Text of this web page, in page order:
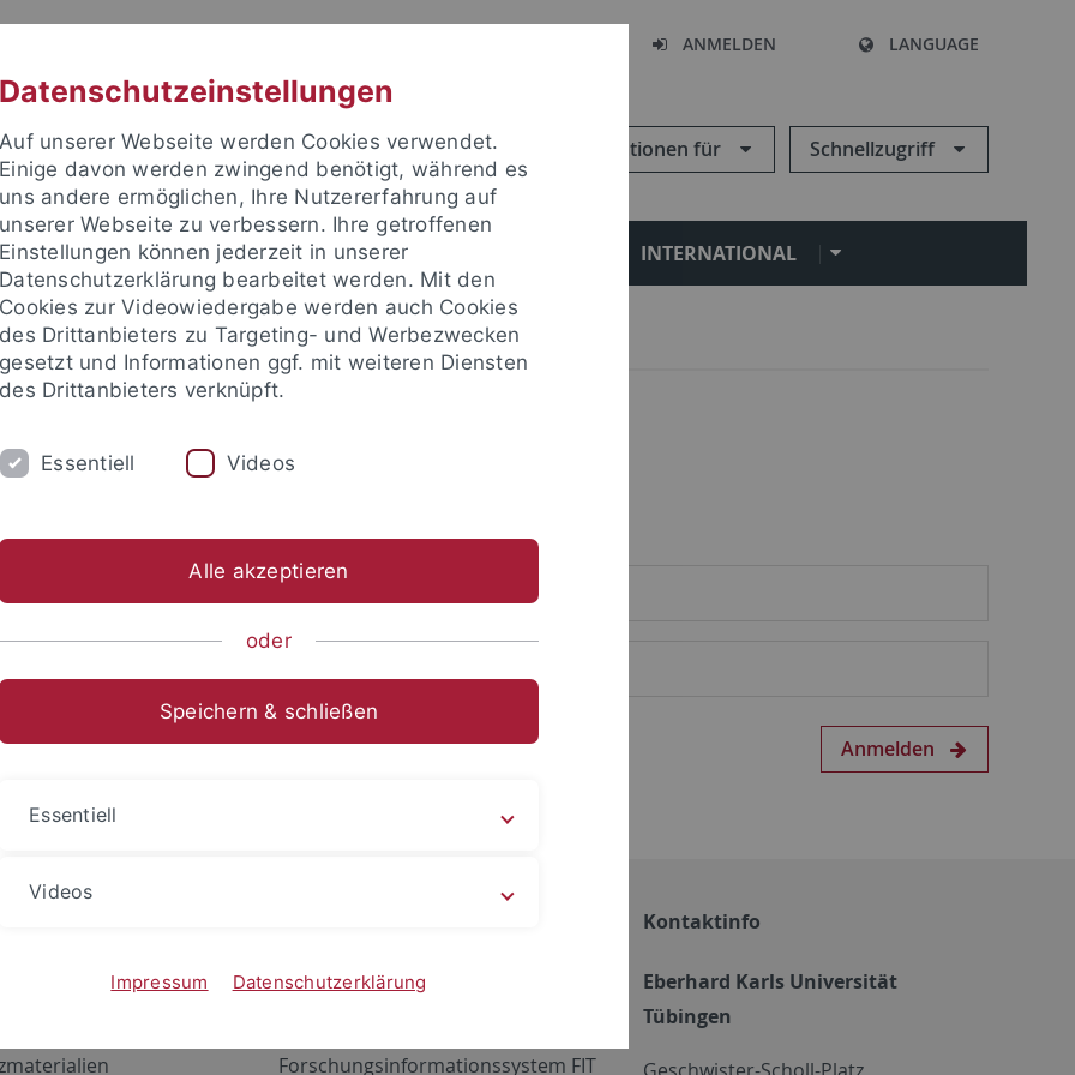
ANMELDEN LANGUAGE
Informationen für Schnellzugriff
FORSCHUNG EINRICHTUNGEN INTERNATIONAL
um sich anzumelden:
Anmelden
Netzwerk
ALMA
Forschungsinformationssystem FIT
Kontaktinfo
Eberhard Karls Universität
Tübingen
Datenschutzeinstellungen
Auf unserer Webseite werden Cookies verwendet.
Einige davon werden zwingend benötigt, während es
uns andere ermöglichen, Ihre Nutzererfahrung auf
unserer Webseite zu verbessern. Ihre getroffenen
Einstellungen können jederzeit in unserer
Datenschutzerklärung bearbeitet werden. Mit den
Cookies zur Videowiedergabe werden auch Cookies
des Drittanbieters zu Targeting- und Werbezwecken
gesetzt und Informationen ggf. mit weiteren Diensten
des Drittanbieters verknüpft.
Essentiell Videos
Alle akzeptieren
oder
Speichern & schließen
Essentiell
Videos
Impressum Datenschutzerklärung